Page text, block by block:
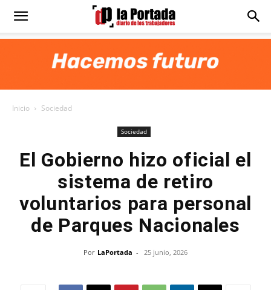
Diario
Inicio Sociedad
Sociedad
El Gobierno hizo oficial el
sistema de retiro
voluntarios para personal
de Parques Nacionales
Por LaPortada - 25 junio, 2026